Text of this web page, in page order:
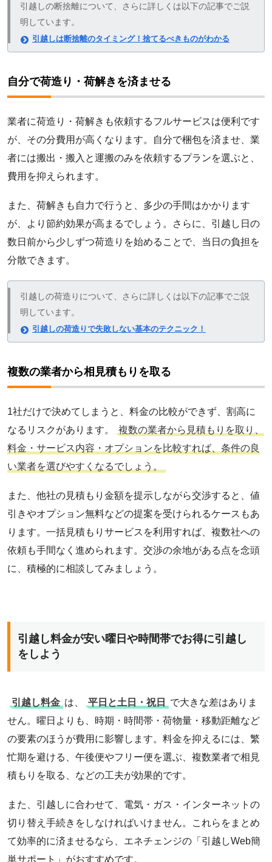
引越しの断捨離について、さらに詳しくは以下の記事でご説
明しています。
引越しは断捨離のタイミング！捨てるべきものがわかる
自分で荷造り・荷解きを済ませる
業者に荷造り・荷解きも依頼するフルサービスは便利です
が、その分費用が高くなります。自分で梱包を済ませ、業
者には搬出・搬入と運搬のみを依頼するプランを選ぶと、
費用を抑えられます。
また、荷解きも自力で行うと、多少の手間はかかります
が、より節約効果が高まるでしょう。さらに、引越し日の
数日前から少しずつ荷造りを始めることで、当日の負担を
分散できます。
引越しの荷造りについて、さらに詳しくは以下の記事でご説
明しています。
引越しの荷造りで失敗しない基本のテクニック！
複数の業者から相見積もりを取る
1社だけで決めてしまうと、料金の比較ができず、割高に
なるリスクがあります。
複数の業者から見積もりを取り、
料金・サービス内容・オプションを比較すれば、条件の良
い業者を選びやすくなるでしょう。
また、他社の見積もり金額を提示しながら交渉すると、値
引きやオプション無料などの提案を受けられるケースもあ
ります。一括見積もりサービスを利用すれば、複数社への
依頼も手間なく進められます。交渉の余地がある点を念頭
に、積極的に相談してみましょう。
引越し料金が安い曜日や時間帯でお得に引越し
をしよう
引越し料金 は、 平日と土日・祝日
で大きな差はありま
せん。曜日よりも、時期・時間帯・荷物量・移動距離など
の要素のほうが費用に影響します。料金を抑えるには、繁
忙期を避ける、午後便やフリー便を選ぶ、複数業者で相見
積もりを取る、などの工夫が効果的です。
また、引越しに合わせて、電気・ガス・インターネットの
切り替え手続きをしなければいけません。これらをまとめ
て効率的に済ませるなら、エネチェンジの「引越しWeb簡
単サポート」がおすすめです。